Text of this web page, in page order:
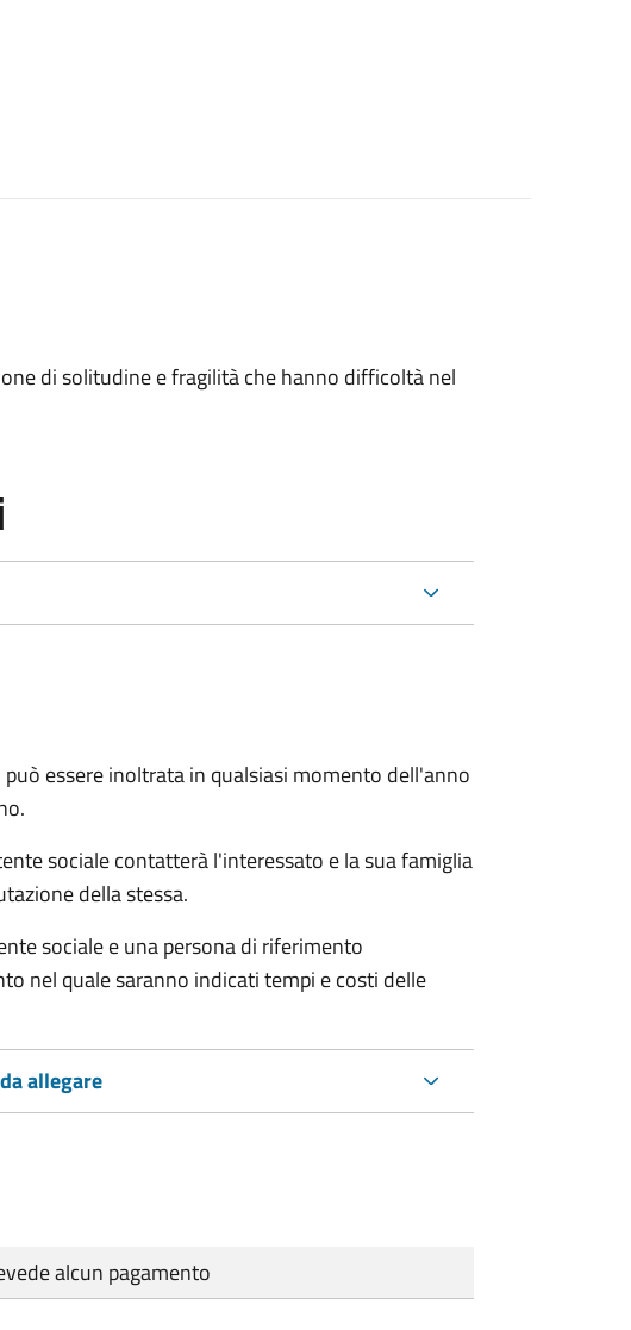
di solitudine e fragilità che hanno difficoltà nel
essere inoltrata in qualsiasi momento dell'anno
sociale contatterà l'interessato e la sua famiglia
della stessa.
sociale e una persona di riferimento
nel quale saranno indicati tempi e costi delle
allegare
alcun pagamento